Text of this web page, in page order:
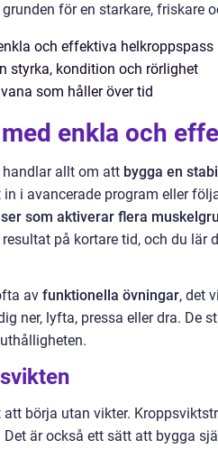
för en starkare, friskare
och effektiva helkroppspass
styrka, kondition och rörlighet
som håller över tid
enkla och
allt om att bygga en
i avancerade program eller
som aktiverar flera
på kortare tid, och du lär
av funktionella övningar, det
ner, lyfta, pressa eller dra. De
att börja utan vikter.
är också ett sätt att bygga